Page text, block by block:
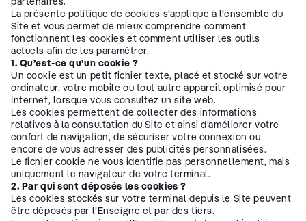
La présente politique de cookies s’applique à l’ensemble du
Site et vous permet de mieux comprendre comment
fonctionnent les cookies et comment utiliser les outils
actuels afin de les paramétrer.
1. Qu’est-ce qu’un cookie ?
Un cookie est un petit fichier texte, placé et stocké sur votre
ordinateur, votre mobile ou tout autre appareil optimisé pour
Internet, lorsque vous consultez un site web.
Les cookies permettent de collecter des informations
relatives à la consultation du Site et ainsi d’améliorer votre
confort de navigation, de sécuriser votre connexion ou
encore de vous adresser des publicités personnalisées.
Le fichier cookie ne vous identifie pas personnellement, mais
uniquement le navigateur de votre terminal.
2. Par qui sont déposés les cookies ?
Les cookies stockés sur votre terminal depuis le Site peuvent
être déposés par l’Enseigne et par des tiers.